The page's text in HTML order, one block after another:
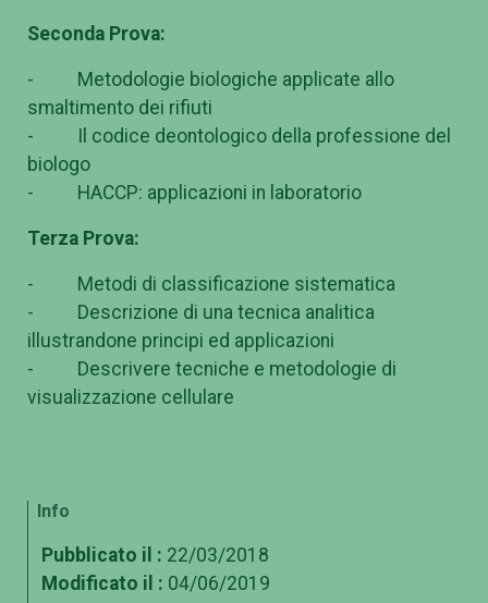
Seconda Prova:
- Metodologie biologiche applicate allo
smaltimento dei rifiuti
- Il codice deontologico della professione del
biologo
- HACCP: applicazioni in laboratorio
Terza Prova:
- Metodi di classificazione sistematica
- Descrizione di una tecnica analitica
illustrandone principi ed applicazioni
- Descrivere tecniche e metodologie di
visualizzazione cellulare
Info
Pubblicato il : 22/03/2018
Modificato il : 04/06/2019